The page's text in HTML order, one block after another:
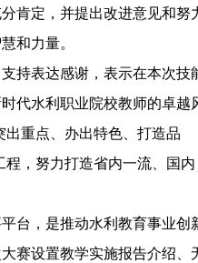
肯定，并提出改进意见和努
和力量。
持表达感谢，表示在本次技
代水利职业院校教师的卓越
出重点、办出特色、打造品
程，努力打造省内一流、国内
台，是推动水利教育事业创
赛设置教学实施报告介绍、